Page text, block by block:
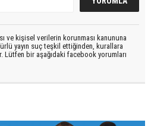
ve kişisel verilerin korunması kanununa
yayın suç teşkil ettiğinden, kurallara
Lütfen bir aşağıdaki facebook yorumları